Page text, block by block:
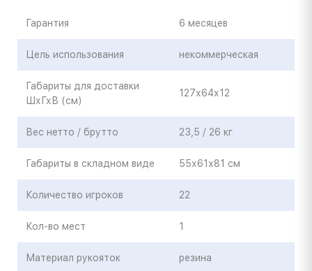
Гарантия 6 месяцев
Цель использования некоммерческая
Габариты для доставки
ШхГхВ (см)
127х64х12
Вес нетто / брутто 23,5 / 26 кг
Габариты в складном виде 55х61х81 см
Количество игроков 22
Кол-во мест 1
Материал рукояток резина